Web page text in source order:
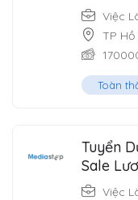
Việc
TP Hồ
Toàn
Tuyển
Sale
Việc